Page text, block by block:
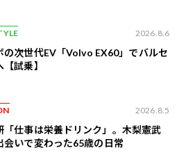
2026.8.6
の次世代EV「Volvo EX60」でバルセ
【試乗】
2026.8.5
「仕事は栄養ドリンク」。木梨憲武
会いで変わった65歳の日常